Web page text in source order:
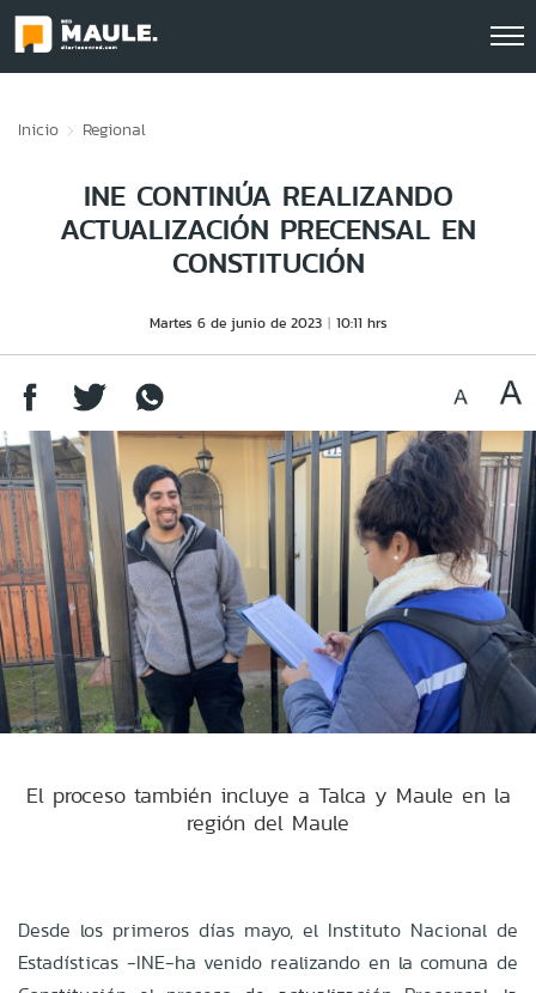
Inicio Regional
INE CONTINÚA REALIZANDO
ACTUALIZACIÓN PRECENSAL EN
CONSTITUCIÓN
Martes 6 de junio de 2023 10:11 hrs
El proceso también incluye a Talca y Maule en la
región del Maule
Desde los primeros días mayo, el Instituto Nacional de
Estadísticas -INE-ha venido realizando en la comuna de